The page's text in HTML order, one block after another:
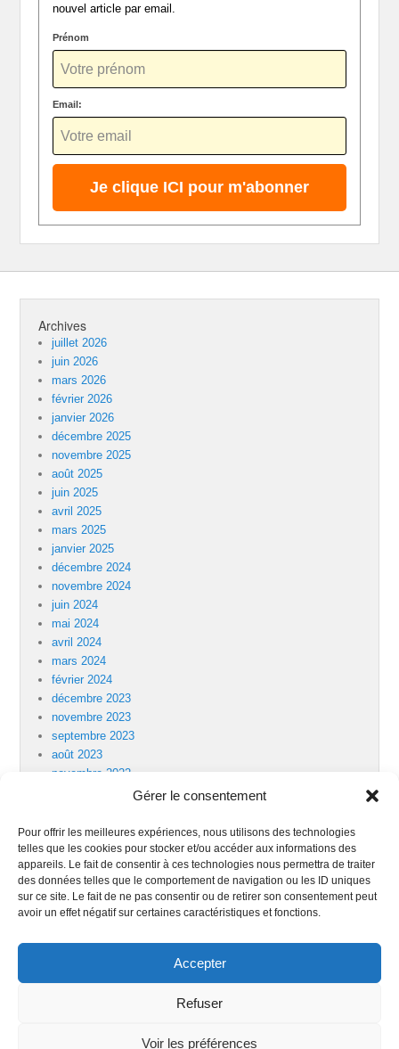
Gérer le consentement
Pour offrir les meilleures expériences, nous utilisons des technologies
telles que les cookies pour stocker et/ou accéder aux informations des
appareils. Le fait de consentir à ces technologies nous permettra de traiter
des données telles que le comportement de navigation ou les ID uniques
sur ce site. Le fait de ne pas consentir ou de retirer son consentement peut
avoir un effet négatif sur certaines caractéristiques et fonctions.
Accepter
Refuser
Voir les préférences
nouvel article par email.
Prénom
Email:
Archives
juillet 2026
juin 2026
mars 2026
février 2026
janvier 2026
décembre 2025
novembre 2025
août 2025
juin 2025
avril 2025
mars 2025
janvier 2025
décembre 2024
novembre 2024
juin 2024
mai 2024
avril 2024
mars 2024
février 2024
décembre 2023
novembre 2023
septembre 2023
août 2023
novembre 2022
Catégories
COMMERCE
COMPTABILITE
FISCALITE
JURIDIQUE